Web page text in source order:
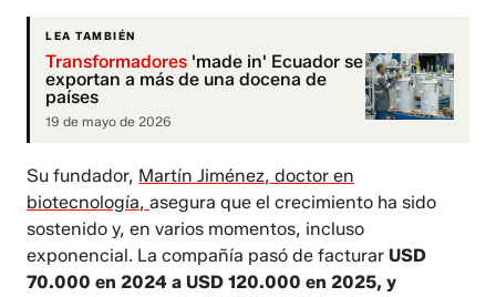
LEA TAMBIÉN
Transformadores 'made in' Ecuador se
exportan a más de una docena de
países
19 de mayo de 2026
Su fundador, Martín Jiménez, doctor en
biotecnología,asegura que el crecimiento ha sido
sostenido y, en varios momentos, incluso
exponencial. La compañía pasó de facturarUSD
70.000 en 2024 a USD 120.000 en 2025, y